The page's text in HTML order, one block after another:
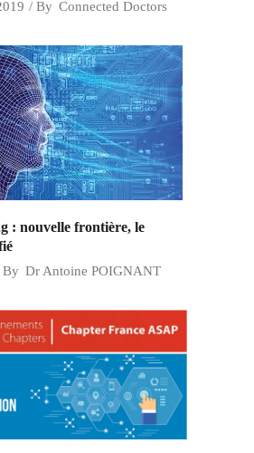
By Connected Doctors
: nouvelle frontière, le
By Dr Antoine POIGNANT